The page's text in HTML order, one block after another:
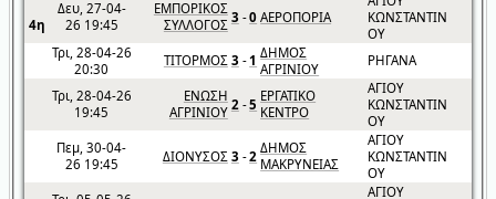
4η
Δευ, 27-04-
26 19:45
ΕΜΠΟΡΙΚΟΣ
ΣΥΛΛΟΓΟΣ 3 -0 ΑΕΡΟΠΟΡΙΑ
ΚΩΝΣΤΑΝΤΙΝ
ΟΥ
Τρι, 28-04-26
20:30
ΤΙΤΟΡΜΟΣ 3 -1 ΔΗΜΟΣ
ΑΓΡΙΝΙΟΥ
ΡΗΓΑΝΑ
Τρι, 28-04-26
19:45
ΕΝΩΣΗ
ΑΓΡΙΝΙΟΥ 2 -5
ΕΡΓΑΤΙΚΟ
ΚΕΝΤΡΟ
ΑΓΙΟΥ
ΚΩΝΣΤΑΝΤΙΝ
ΟΥ
Πεμ, 30-04-
26 19:45
ΔΙΟΝΥΣΟΣ 3 -2
ΔΗΜΟΣ
ΜΑΚΡΥΝΕΙΑΣ
ΑΓΙΟΥ
ΚΩΝΣΤΑΝΤΙΝ
ΟΥ
ΑΓΙΟΥ